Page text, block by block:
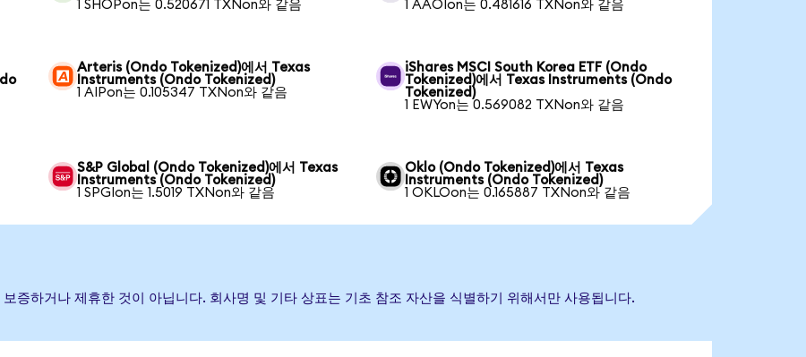
1 SHOPon는 0.520671 TXNon와 같음
1 AAOIon는 0.481616 TXNon와 같음
Arteris (Ondo Tokenized)에서 Texas
Instruments (Ondo Tokenized)
1 AIPon는 0.105347 TXNon와 같음
iShares MSCI South Korea ETF (Ondo
Tokenized)에서 Texas Instruments (Ondo
Tokenized)
1 EWYon는 0.569082 TXNon와 같음
S&P Global (Ondo Tokenized)에서 Texas
Instruments (Ondo Tokenized)
1 SPGIon는 1.5019 TXNon와 같음
Oklo (Ondo Tokenized)에서 Texas
Instruments (Ondo Tokenized)
1 OKLOon는 0.165887 TXNon와 같음
증하거나 제휴한 것이 아닙니다. 회사명 및 기타 상표는 기초 참조 자산을 식별하기 위해서만 사용됩니다.